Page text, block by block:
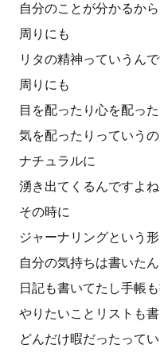
自分のことが分かるから
周りにも
リタの精神っていうん
周りにも
目を配ったり心を配った
気を配ったりっていう
ナチュラルに
湧き出てくるんですよね
その時に
ジャーナリングという
自分の気持ちは書いた
日記も書いてたし手帳
やりたいことリストも
どんだけ暇だったって